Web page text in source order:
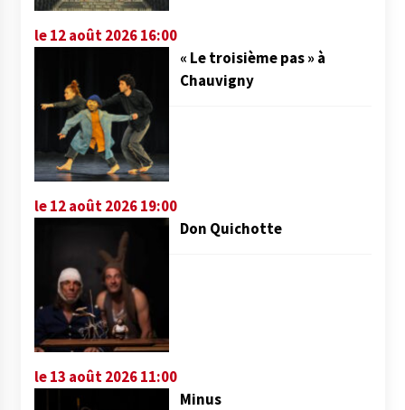
le 12 août 2026 16:00
« Le troisième pas » à
Chauvigny
le 12 août 2026 19:00
Don Quichotte
le 13 août 2026 11:00
Minus